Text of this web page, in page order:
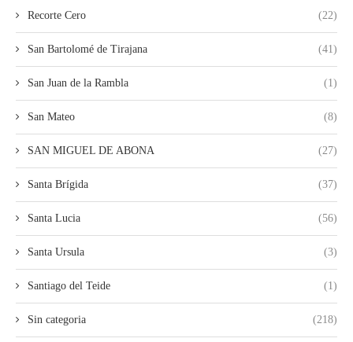
Recorte Cero (22)
San Bartolomé de Tirajana (41)
San Juan de la Rambla (1)
San Mateo (8)
SAN MIGUEL DE ABONA (27)
Santa Brígida (37)
Santa Lucia (56)
Santa Ursula (3)
Santiago del Teide (1)
Sin categoria (218)